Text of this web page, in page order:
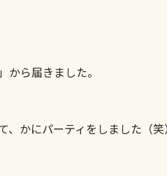
から届きました。
かにパーティをしました（笑